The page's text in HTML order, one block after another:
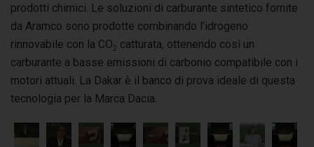
prodotti chimici. Le soluzioni di carburante sintetico fornite
da Aramco sono prodotte combinando l’idrogeno
rinnovabile con la CO2 catturata, ottenendo così un
carburante a basse emissioni di carbonio compatibile con i
motori attuali. La Dakar è il banco di prova ideale di questa
tecnologia per la Marca Dacia.